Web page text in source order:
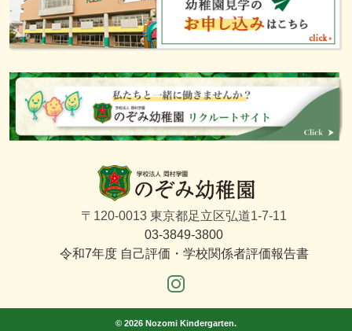
〒120-0013 東京都足立区弘道1-7-11
03-3849-3800
令和7年度 自己評価・学校関係者評価報告書
© 2026 Nozomi Kindergarten.